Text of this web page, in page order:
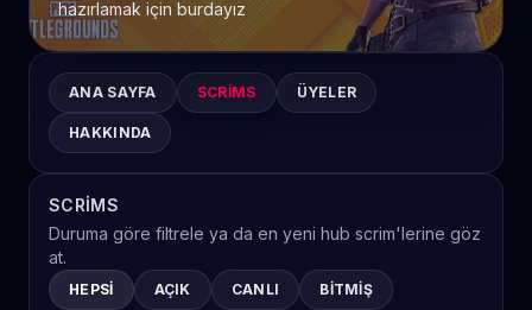
hazırlamak için burdayız
ANA SAYFA SCRIMS ÜYELER
HAKKINDA
SCRIMS
Duruma göre filtrele ya da en yeni hub scrim'lerine göz
at.
HEPSI AÇIK CANLI BITMIŞ